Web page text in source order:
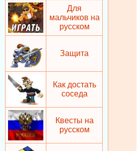
Для
мальчиков на
русском
Защита
Как достать
соседа
Квесты на
русском